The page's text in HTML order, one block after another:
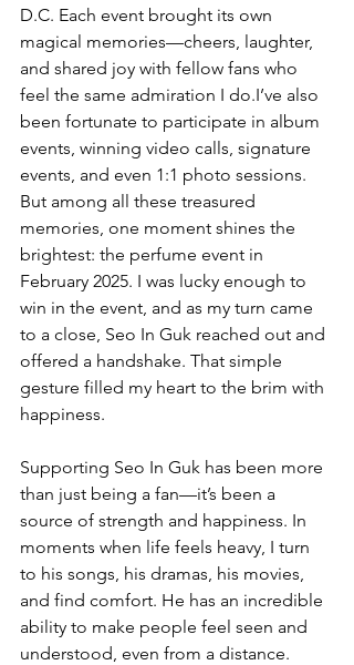
D.C. Each event brought its own
magical memories—cheers, laughter,
and shared joy with fellow fans who
feel the same admiration I do.I’ve also
been fortunate to participate in album
events, winning video calls, signature
events, and even 1:1 photo sessions.
But among all these treasured
memories, one moment shines the
brightest: the perfume event in
February 2025. I was lucky enough to
win in the event, and as my turn came
to a close, Seo In Guk reached out and
offered a handshake. That simple
gesture filled my heart to the brim with
happiness.
Supporting Seo In Guk has been more
than just being a fan—it’s been a
source of strength and happiness. In
moments when life feels heavy, I turn
to his songs, his dramas, his movies,
and find comfort. He has an incredible
ability to make people feel seen and
understood, even from a distance.